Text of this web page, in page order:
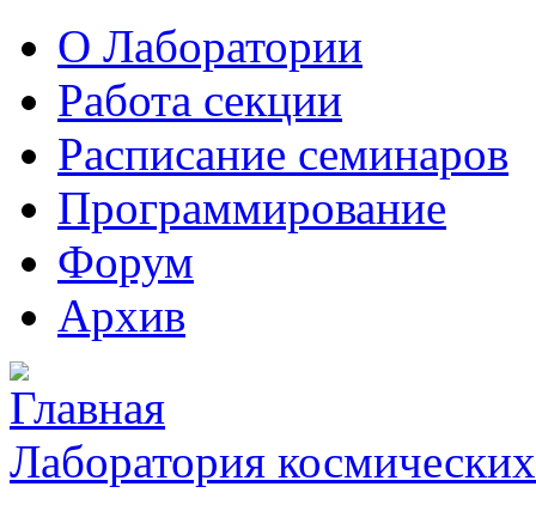
О Лаборатории
Работа секции
Расписание семинаров
Программирование
Форум
Архив
Лаборатория